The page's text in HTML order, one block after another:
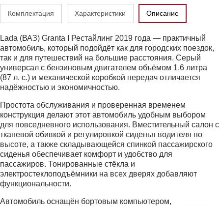
Комплектация Характеристики Описание
Lada (ВАЗ) Granta I Рестайлинг 2019 года — практичный
автомобиль, который подойдёт как для городских поездок,
так и для путешествий на большие расстояния. Серый
универсал с бензиновым двигателем объёмом 1,6 литра
(87 л. с.) и механической коробкой передач отличается
надёжностью и экономичностью.
Простота обслуживания и проверенная временем
конструкция делают этот автомобиль удобным выбором
для повседневного использования. Вместительный салон с
тканевой обивкой и регулировкой сиденья водителя по
высоте, а также складывающейся спинкой пассажирского
сиденья обеспечивает комфорт и удобство для
пассажиров. Тонированные стёкла и
электростеклоподъёмники на всех дверях добавляют
функциональности.
Автомобиль оснащён бортовым компьютером,